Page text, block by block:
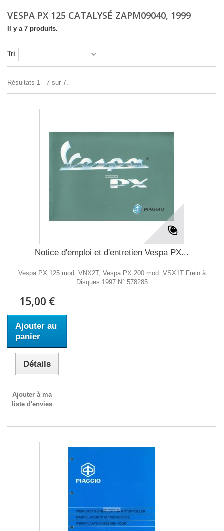
VESPA PX 125 CATALYSÉ ZAPM09040, 1999
Il y a 7 produits.
Tri
Résultats 1 - 7 sur 7.
Notice d'emploi et d'entretien Vespa PX...
Vespa PX 125 mod. VNX2T, Vespa PX 200 mod. VSX1T Frein à
Disques 1997 N° 578285
15,00 €
Ajouter au
panier
Détails
Ajouter à ma
liste d'envies